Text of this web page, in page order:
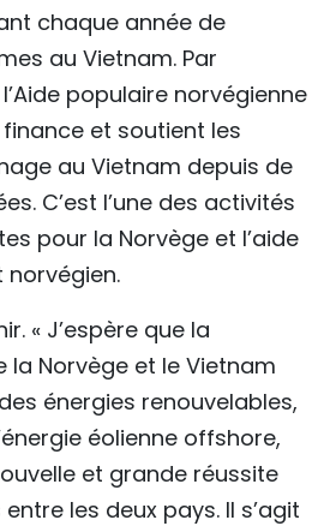
chaque année de
au Vietnam. Par
populaire norvégienne
finance et soutient les
au Vietnam depuis de
C’est l’une des activités
pour la Norvège et l’aide
« J’espère que la
Norvège et le Vietnam
énergies renouvelables,
éolienne offshore,
et grande réussite
les deux pays. Il s’agit